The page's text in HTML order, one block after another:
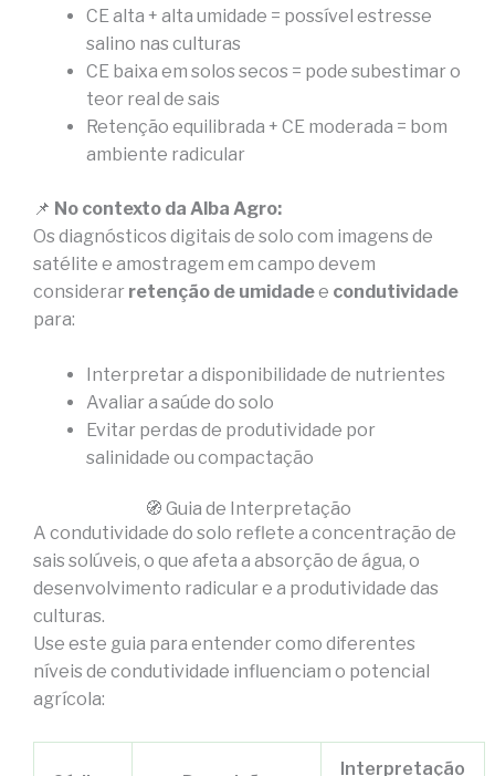
CE alta + alta umidade = possível estresse
salino nas culturas
CE baixa em solos secos = pode subestimar o
teor real de sais
Retenção equilibrada + CE moderada = bom
ambiente radicular
📌 No contexto da Alba Agro:
Os diagnósticos digitais de solo com imagens de
satélite e amostragem em campo devem
considerar retenção de umidadee condutividade
para:
Interpretar a disponibilidade de nutrientes
Avaliar a saúde do solo
Evitar perdas de produtividade por
salinidade ou compactação
🧭 Guia de Interpretação
A condutividade do solo reflete a concentração de
sais solúveis, o que afeta a absorção de água, o
desenvolvimento radicular e a produtividade das
culturas.
Use este guia para entender como diferentes
níveis de condutividade influenciam o potencial
agrícola:
Interpretação